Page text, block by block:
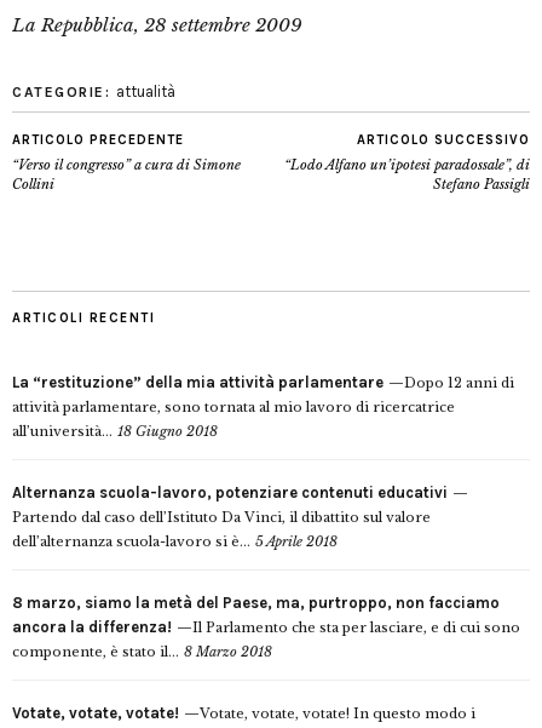
La Repubblica, 28 settembre 2009
CATEGORIE: attualità
ARTICOLO PRECEDENTE
“Verso il congresso” a cura di Simone
Collini
ARTICOLO SUCCESSIVO
“Lodo Alfano un’ipotesi paradossale”, di
Stefano Passigli
ARTICOLI RECENTI
La “restituzione” della mia attività parlamentare
Dopo 12 anni di
attività parlamentare, sono tornata al mio lavoro di ricercatrice
all’università... 18 Giugno 2018
Alternanza scuola-lavoro, potenziare contenuti educativi
Partendo dal caso dell’Istituto Da Vinci, il dibattito sul valore
dell’alternanza scuola-lavoro si è... 5 Aprile 2018
8 marzo, siamo la metà del Paese, ma, purtroppo, non facciamo
ancora la differenza!
Il Parlamento che sta per lasciare, e di cui sono
componente, è stato il... 8 Marzo 2018
Votate, votate, votate!
Votate, votate, votate! In questo modo i